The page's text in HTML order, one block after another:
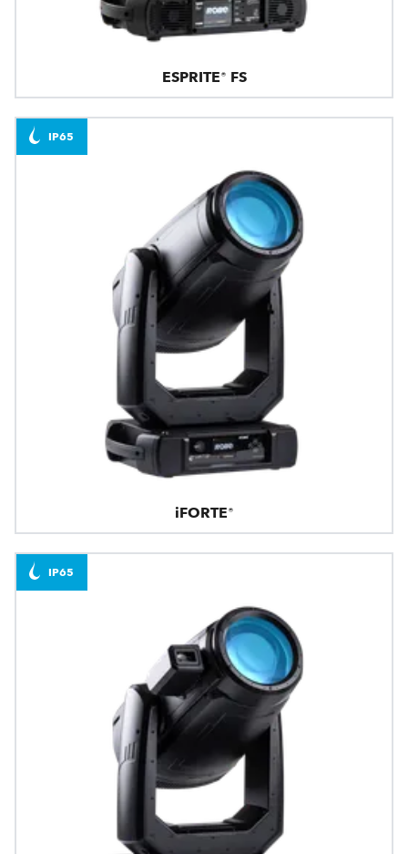
ESPRITE® FS
iFORTE®
IP65
IP65